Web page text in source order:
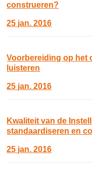
construeren?
25 jan. 2016
Voorbereiding op het
luisteren
25 jan. 2016
Kwaliteit van de
standaardiseren en
25 jan. 2016